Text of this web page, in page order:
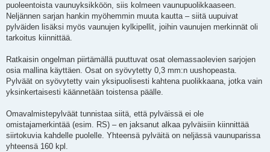
puoleentoista vaunuyksikköön, siis kolmeen vaunupuolikkaaseen.
Neljännen sarjan hankin myöhemmin muuta kautta – siitä uupuivat
pylväiden lisäksi myös vaunujen kylkipellit, joihin vaunujen merkinnät oli
tarkoitus kiinnittää.
Ratkaisin ongelman piirtämällä puuttuvat osat olemassaolevien sarjojen
osia mallina käyttäen. Osat on syövytetty 0,3 mm:n uushopeasta.
Pylväät on syövytetty vain yksipuolisesti kahtena puolikkaana, jotka vain
yksinkertaisesti käännetään toistensa päälle.
Omavalmistepylväät tunnistaa siitä, että pylväissä ei ole
omistajamerkintää (esim. RS) – en jaksanut alkaa pylväisiin kiinnittää
siirtokuvia kahdelle puolelle. Yhteensä pylväitä on neljässä vaunuparissa
yhteensä 160 kpl.